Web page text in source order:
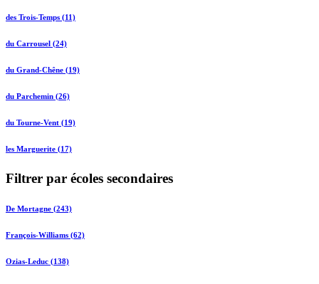
des Trois-Temps (11)
du Carrousel (24)
du Grand-Chêne (19)
du Parchemin (26)
du Tourne-Vent (19)
les Marguerite (17)
Filtrer par écoles secondaires
De Mortagne (243)
François-Williams (62)
Ozias-Leduc (138)